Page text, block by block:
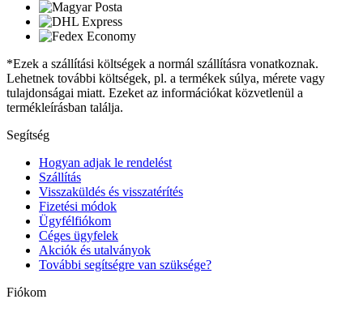
*Ezek a szállítási költségek a normál szállításra vonatkoznak.
Lehetnek további költségek, pl. a termékek súlya, mérete vagy
tulajdonságai miatt. Ezeket az információkat közvetlenül a
termékleírásban találja.
Segítség
Hogyan adjak le rendelést
Szállítás
Visszaküldés és visszatérítés
Fizetési módok
Ügyfélfiókom
Céges ügyfelek
Akciók és utalványok
További segítségre van szüksége?
Fiókom